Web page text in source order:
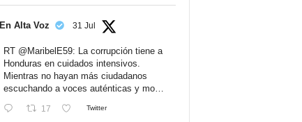
En Alta Voz 31 Jul
RT @MaribelE59: La corrupción tiene a
Honduras en cuidados intensivos.
Mientras no hayan más ciudadanos
escuchando a voces auténticas y mo…
17 Twitter